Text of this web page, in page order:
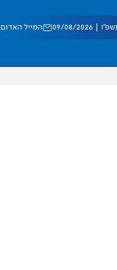
08/2026 המייל האדום